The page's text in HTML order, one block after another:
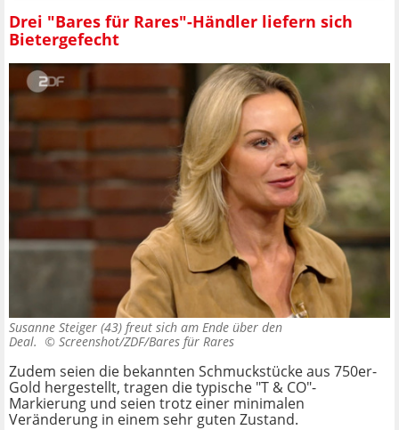
Drei "Bares für Rares"-Händler liefern sich
Bietergefecht
Susanne Steiger (43) freut sich am Ende über den
Deal. © Screenshot/ZDF/Bares für Rares
Zudem seien die bekannten Schmuckstücke aus 750er-
Gold hergestellt, tragen die typische "T & CO"-
Markierung und seien trotz einer minimalen
Veränderung in einem sehr guten Zustand.